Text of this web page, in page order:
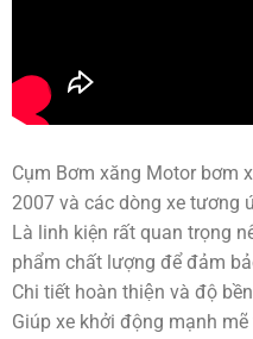
Cụm Bơm xăng Motor bơm
2007 và các dòng xe tương
Là linh kiện rất quan trọng
phẩm chất lượng để đảm
Chi tiết hoàn thiện và độ
Giúp xe khởi động mạnh mẽ